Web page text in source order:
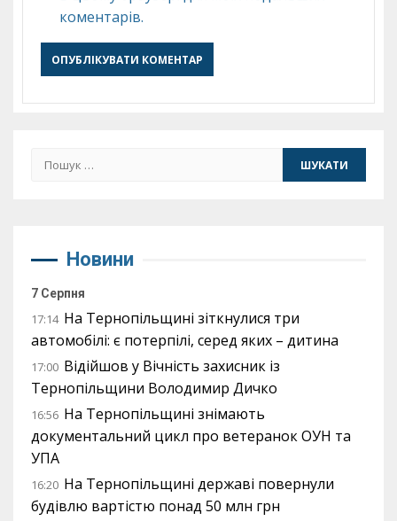
коментарів.
Пошук:
Новини
7 Серпня
17:14 На Тернопільщині зіткнулися три
автомобілі: є потерпілі, серед яких – дитина
17:00 Відійшов у Вічність захисник із
Тернопільщини Володимир Дичко
16:56 На Тернопільщині знімають
документальний цикл про ветеранок ОУН та
УПА
16:20 На Тернопільщині державі повернули
будівлю вартістю понад 50 млн грн